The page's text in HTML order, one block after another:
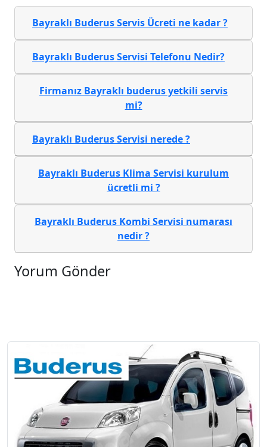
Bayraklı Buderus Servis Ücreti ne kadar ?
Bayraklı Buderus Servisi Telefonu Nedir?
Firmanız Bayraklı buderus yetkili servis
mi?
Bayraklı Buderus Servisi nerede ?
Bayraklı Buderus Klima Servisi kurulum
ücretli mi ?
Bayraklı Buderus Kombi Servisi numarası
nedir ?
Yorum Gönder